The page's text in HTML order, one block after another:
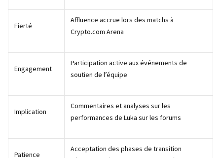
Fierté
Affluence accrue lors des matchs à
Crypto.com Arena
Engagement
Participation active aux événements de
soutien de l’équipe
Implication
Commentaires et analyses sur les
performances de Luka sur les forums
Patience
Acceptation des phases de transition